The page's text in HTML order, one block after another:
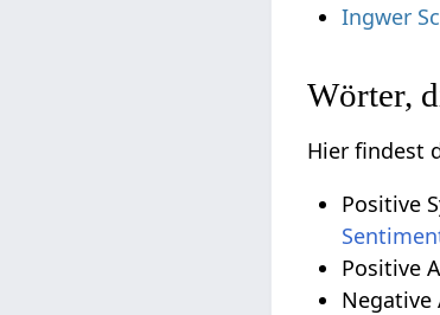
Ingwer
Wörter,
Hier findest
Positive
Positive